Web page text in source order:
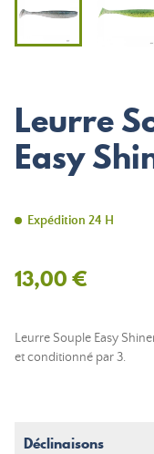
Leurre
Easy
Expédition 24 H
13,00 €
Leurre Souple Easy
et conditionné par 3.
Déclinaisons